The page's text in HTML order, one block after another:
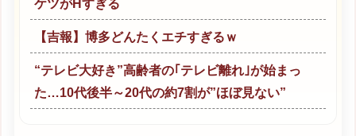
ケツがHすぎる
【吉報】博多どんたくエチすぎるｗ
“テレビ大好き”高齢者の｢テレビ離れ｣が始まっ
た…10代後半～20代の約7割が”ほぼ見ない”